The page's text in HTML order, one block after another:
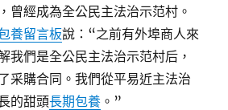
曾經成為全公民主法治示范村。
養留言板說：“之前有外埠商人來
我們是全公民主法治示范村后，
采購合同。我們從平易近主法治
的甜頭長期包養 。”